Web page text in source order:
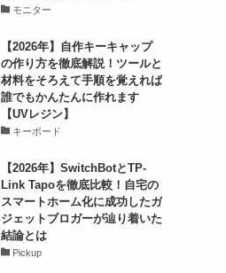
モニター
【2026年】自作キーキャップ
の作り方を徹底解説！ツールと
材料をそろえて手順を覚えれば
誰でもかんたんに作れます
【UVレジン】
キーボード
【2026年】SwitchBotとTP-
Link Tapoを徹底比較！自宅の
スマートホーム化に成功したガ
ジェットブロガーが辿り着いた
結論とは
Pickup